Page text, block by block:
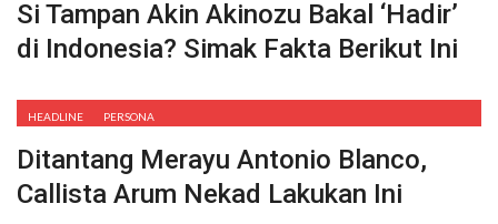
Si Tampan Akin Akinozu Bakal ‘Hadir’
di Indonesia? Simak Fakta Berikut Ini
HEADLINE PERSONA
Ditantang Merayu Antonio Blanco,
Callista Arum Nekad Lakukan Ini